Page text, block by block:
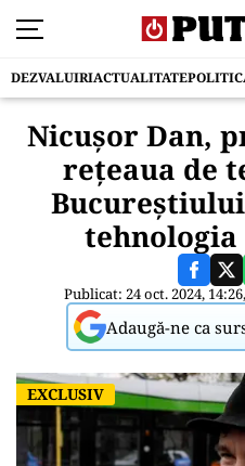
DEZVALUIRIACTUALITATE
Nicuşor Dan,
reţeaua de
tehnologia
Publicat: 24 oct. 2024,
Adaugă-ne ca
EXCLUSIV